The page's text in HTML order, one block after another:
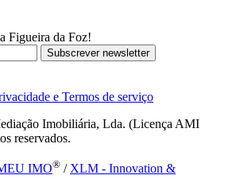
Figueira da Foz!
Subscrever newsletter
e Termos de serviço
Imobiliária, Lda. (Licença AMI
reservados.
IMO® / XLM - Innovation &